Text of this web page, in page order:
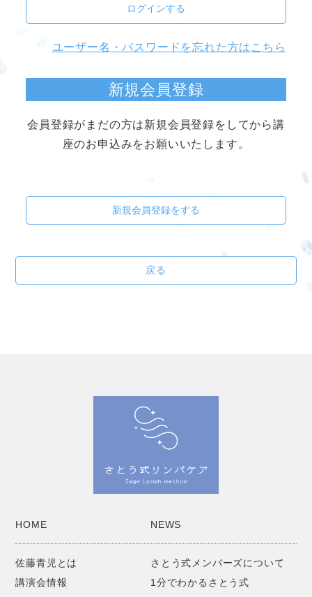
ログインする
ユーザー名・パスワードを忘れた方はこちら
新規会員登録
会員登録がまだの方は新規会員登録をしてから講
座のお申込みをお願いいたします。
新規会員登録をする
戻る
HOME NEWS
佐藤青児とは
さとう式メンバーズについて
講演会情報
1分でわかるさとう式